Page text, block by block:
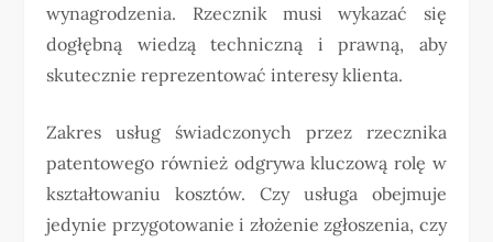
wynagrodzenia. Rzecznik musi wykazać się
dogłębną wiedzą techniczną i prawną, aby
skutecznie reprezentować interesy klienta.
Zakres usług świadczonych przez rzecznika
patentowego również odgrywa kluczową rolę w
kształtowaniu kosztów. Czy usługa obejmuje
jedynie przygotowanie i złożenie zgłoszenia, czy